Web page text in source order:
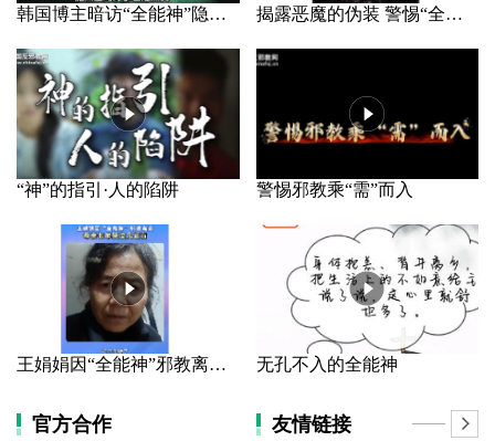
韩国博主暗访“全能神”隐秘据点 揭露恶魔的伪装 警惕“全能神”邪教
“神”的指引·人的陷阱 警惕邪教乘“需”而入
王娟娟因“全能神”邪教离家 母亲长年哭泣几近盲 无孔不入的全能神
官方合作 友情链接